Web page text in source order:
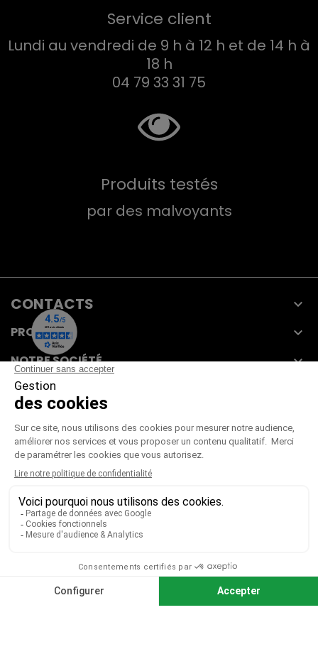
Service client
Lundi au vendredi de 9 h à 12 h et de 14 h à
18 h
04 79 33 31 75
Produits testés
par des malvoyants
CONTACTS 
PRODUITS 
NOTRE SOCIÉTÉ 
VOTRE COMPTE
CGV|CGU |Mentions légales
Paiement sécurisé
Télécharger notre catalogue
© 2026 TOUS DROITS RÉSERVÉS MIEUX VOIR